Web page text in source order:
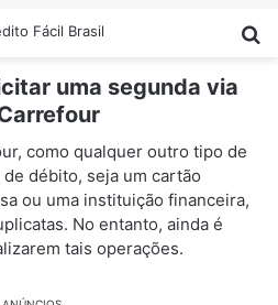
uma segunda via
como qualquer outro tipo de
débito, seja um cartão
ou uma instituição financeira,
No entanto, ainda é
tais operações.